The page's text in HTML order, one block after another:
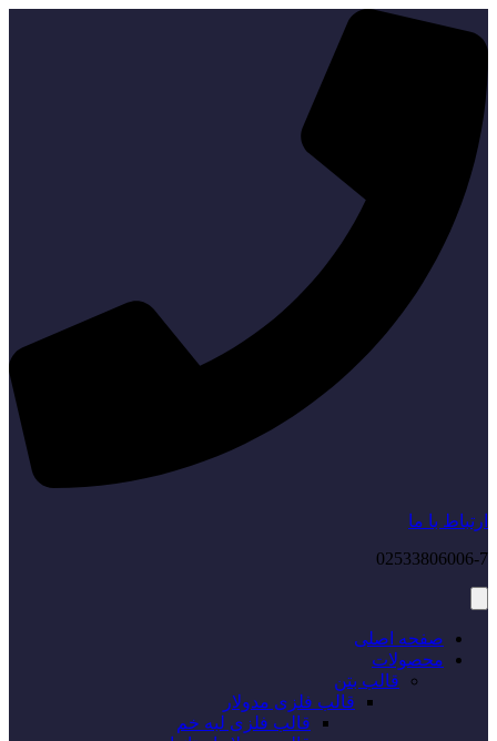
ارتباط با ما
02533806006-7
صفحه اصلی
محصولات
قالب بتن
قالب فلزی مدولار
قالب فلزی لبه خم